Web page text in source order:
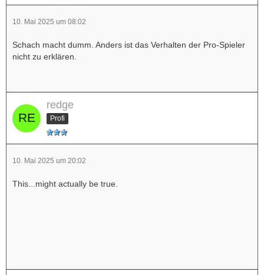
10. Mai 2025 um 08:02
Schach macht dumm. Anders ist das Verhalten der Pro-Spieler
nicht zu erklären.
redge
Profi
10. Mai 2025 um 20:02
This...might actually be true.